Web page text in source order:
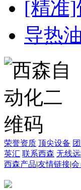
[精准]
导热
荣誉资质 顶尖设备
英汇 联系西森 无线
西森产品|友情链接|会